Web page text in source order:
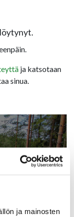
ja mainosten
ja katsotaan
sinua.